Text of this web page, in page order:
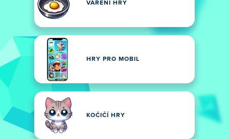
VAŘENÍ HRY
HRY PRO MOBIL
KOČIČÍ HRY